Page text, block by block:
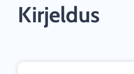
Kirjeldus